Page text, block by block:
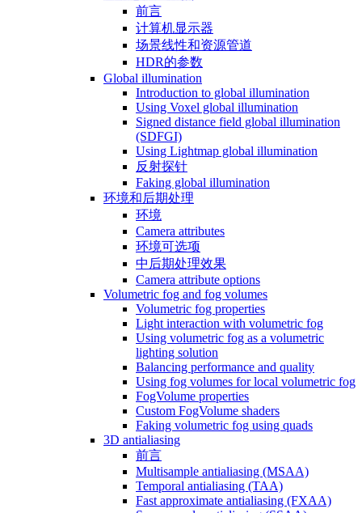
前言
计算机显示器
场景线性和资源管道
HDR的参数
Global illumination
Introduction to global illumination
Using Voxel global illumination
Signed distance field global illumination
(SDFGI)
Using Lightmap global illumination
反射探针
Faking global illumination
环境和后期处理
环境
Camera attributes
环境可选项
中后期处理效果
Camera attribute options
Volumetric fog and fog volumes
Volumetric fog properties
Light interaction with volumetric fog
Using volumetric fog as a volumetric
lighting solution
Balancing performance and quality
Using fog volumes for local volumetric fog
FogVolume properties
Custom FogVolume shaders
Faking volumetric fog using quads
3D antialiasing
前言
Multisample antialiasing (MSAA)
Temporal antialiasing (TAA)
Fast approximate antialiasing (FXAA)